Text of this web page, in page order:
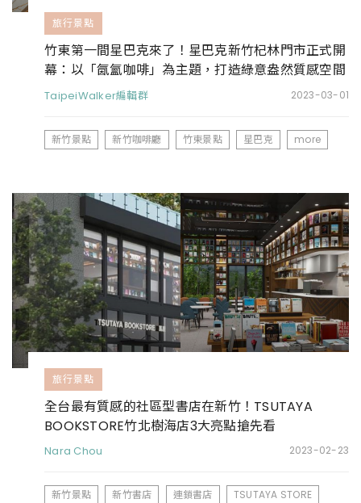
旅行景點
竹東第一間星巴克來了！星巴克新竹杞林門市正式開
幕：以「氤氳咖啡」為主題，打造綠意盎然質感空間
TaipeiWalker編輯群 2023-03-01
新竹景點 新竹咖啡廳 竹東景點 星巴克 more
旅行景點
全台最有質感的社區型書店在新竹！TSUTAYA
BOOKSTORE竹北樹海店3大亮點搶先看
Nara Chou 2023-02-23
新竹景點 新竹書店 連鎖書店
TSUTAYA STORE